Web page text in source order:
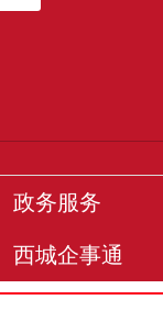
政务服务
西城企事通